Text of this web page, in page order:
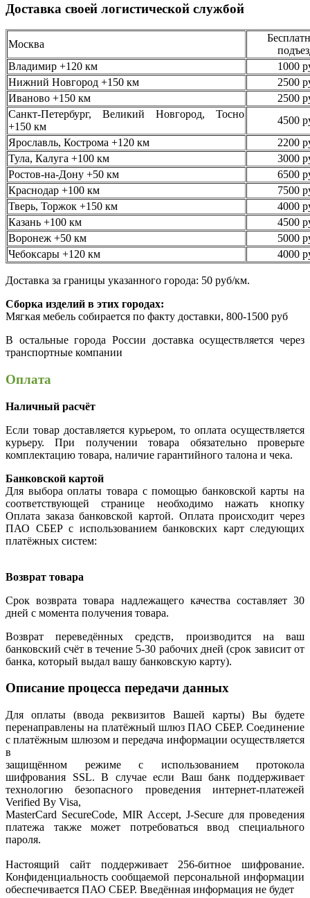
Доставка своей логистической службой
Москва
Владимир +120 км
1000
Нижний Новгород +150 км
2500
Иваново +150 км
2500
Санкт-Петербург, Великий Новгород, Тосно
+150 км
4500
Ярославль, Кострома +120 км
2200
Тула, Калуга +100 км
3000
Ростов-на-Дону +50 км
6500
Краснодар +100 км
7500
Тверь, Торжок +150 км
4000
Казань +100 км
4500
Воронеж +50 км
5000
Чебоксары +120 км
4000
Доставка за границы указанного города: 50 руб/км.
Сборка изделий в этих городах:
Мягкая мебель собирается по факту доставки, 800-1500 руб
В остальные города России доставка осуществляется через
транспортные компании
Оплата
Наличный расчёт
Если товар доставляется курьером, то оплата осуществляется
курьеру. При получении товара обязательно проверьте
комплектацию товара, наличие гарантийного талона и чека.
Банковской картой
Для выбора оплаты товара с помощью банковской карты на
соответствующей странице необходимо нажать кнопку
Оплата заказа банковской картой. Оплата происходит через
ПАО СБЕР с использованием банковских карт следующих
платёжных систем:
Возврат товара
Срок возврата товара надлежащего качества составляет 30
дней с момента получения товара.
Возврат переведённых средств, производится на ваш
банковский счёт в течение 5-30 рабочих дней (срок зависит от
банка, который выдал вашу банковскую карту).
Описание процесса передачи данных
Для оплаты (ввода реквизитов Вашей карты) Вы будете
перенаправлены на платёжный шлюз ПАО СБЕР. Соединение
с платёжным шлюзом и передача информации осуществляется
в
защищённом режиме с использованием протокола
шифрования SSL. В случае если Ваш банк поддерживает
технологию безопасного проведения интернет-платежей
Verified By Visa,
MasterCard SecureCode, MIR Accept, J-Secure для проведения
платежа также может потребоваться ввод специального
пароля.
Настоящий сайт поддерживает 256-битное шифрование.
Конфиденциальность сообщаемой персональной информации
обеспечивается ПАО СБЕР. Введённая информация не будет